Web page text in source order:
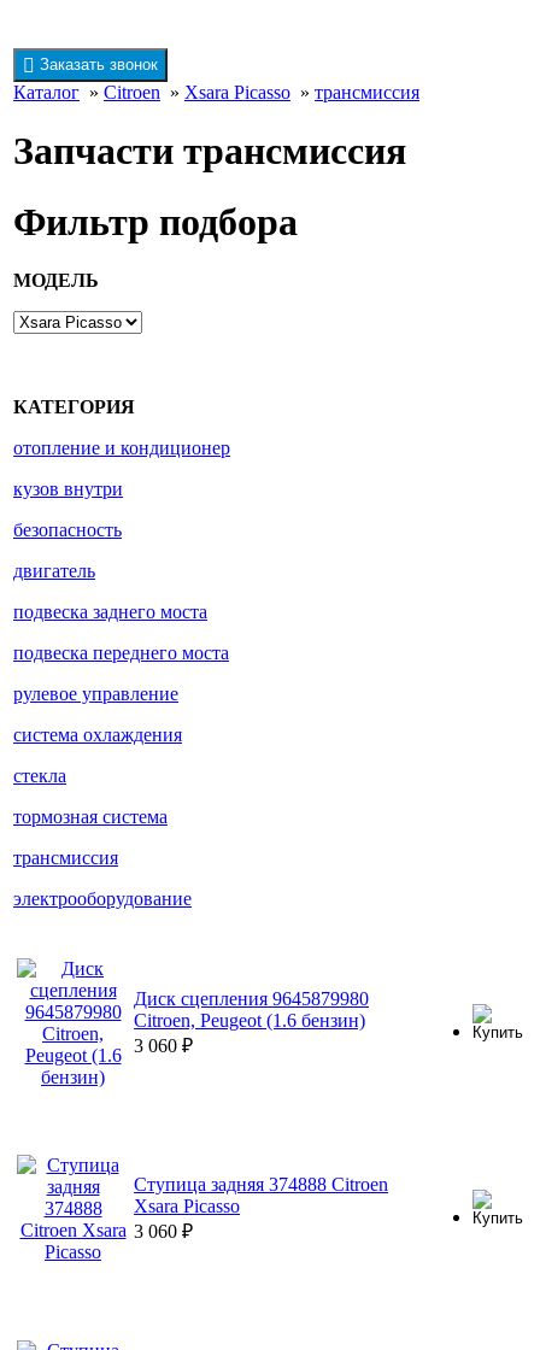
Заказать звонок
Каталог » Citroen » Xsara Picasso » трансмиссия
Запчасти трансмиссия
Фильтр подбора
МОДЕЛЬ
КАТЕГОРИЯ
отопление и кондиционер
кузов внутри
безопасность
двигатель
подвеска заднего моста
подвеска переднего моста
рулевое управление
система охлаждения
стекла
тормозная система
трансмиссия
электрооборудование
Диск сцепления 9645879980
Citroen, Peugeot (1.6 бензин)
3 060 ₽
Ступица задняя 374888 Citroen
Xsara Picasso
3 060 ₽